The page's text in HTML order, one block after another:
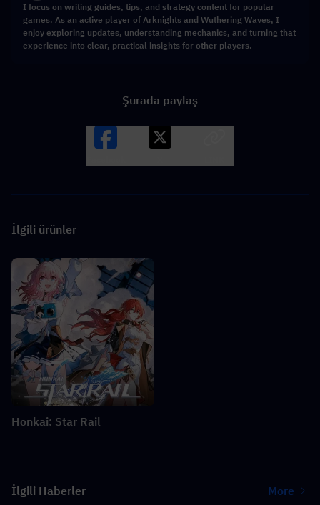
I focus on writing guides, tips, and strategy content for popular
games. As an active player of Arknights and Wuthering Waves, I
enjoy exploring updates, understanding mechanics, and turning that
experience into clear, practical insights for other players.
Şurada paylaş
İlgili ürünler
Honkai: Star Rail
İlgili Haberler More